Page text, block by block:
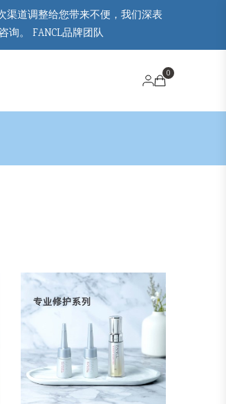
渠道调整给您带来不便，我们深表
询。 FANCL品牌团队
0